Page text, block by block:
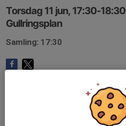
Torsdag 11 jun, 17:30-18:30
Gullringsplan
Samling: 17:30